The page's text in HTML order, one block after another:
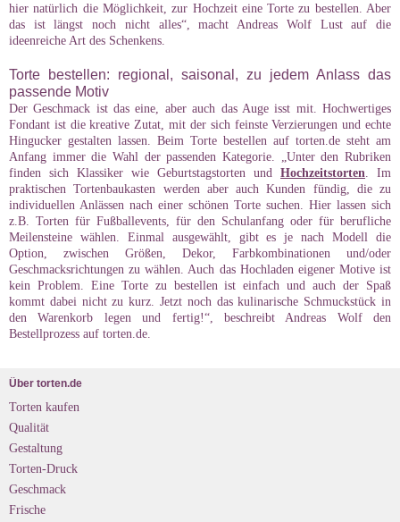
hier natürlich die Möglichkeit, zur Hochzeit eine Torte zu bestellen. Aber
das ist längst noch nicht alles“, macht Andreas Wolf Lust auf die
ideenreiche Art des Schenkens.
Torte bestellen: regional, saisonal, zu jedem Anlass das
passende Motiv
Der Geschmack ist das eine, aber auch das Auge isst mit. Hochwertiges
Fondant ist die kreative Zutat, mit der sich feinste Verzierungen und echte
Hingucker gestalten lassen. Beim Torte bestellen auf torten.de steht am
Anfang immer die Wahl der passenden Kategorie. „Unter den Rubriken
finden sich Klassiker wie Geburtstagstorten und Hochzeitstorten . Im
praktischen Tortenbaukasten werden aber auch Kunden fündig, die zu
individuellen Anlässen nach einer schönen Torte suchen. Hier lassen sich
z.B. Torten für Fußballevents, für den Schulanfang oder für berufliche
Meilensteine wählen. Einmal ausgewählt, gibt es je nach Modell die
Option, zwischen Größen, Dekor, Farbkombinationen und/oder
Geschmacksrichtungen zu wählen. Auch das Hochladen eigener Motive ist
kein Problem. Eine Torte zu bestellen ist einfach und auch der Spaß
kommt dabei nicht zu kurz. Jetzt noch das kulinarische Schmuckstück in
den Warenkorb legen und fertig!“, beschreibt Andreas Wolf den
Bestellprozess auf torten.de.
Über torten.de
Torten kaufen
Qualität
Gestaltung
Torten-Druck
Geschmack
Frische